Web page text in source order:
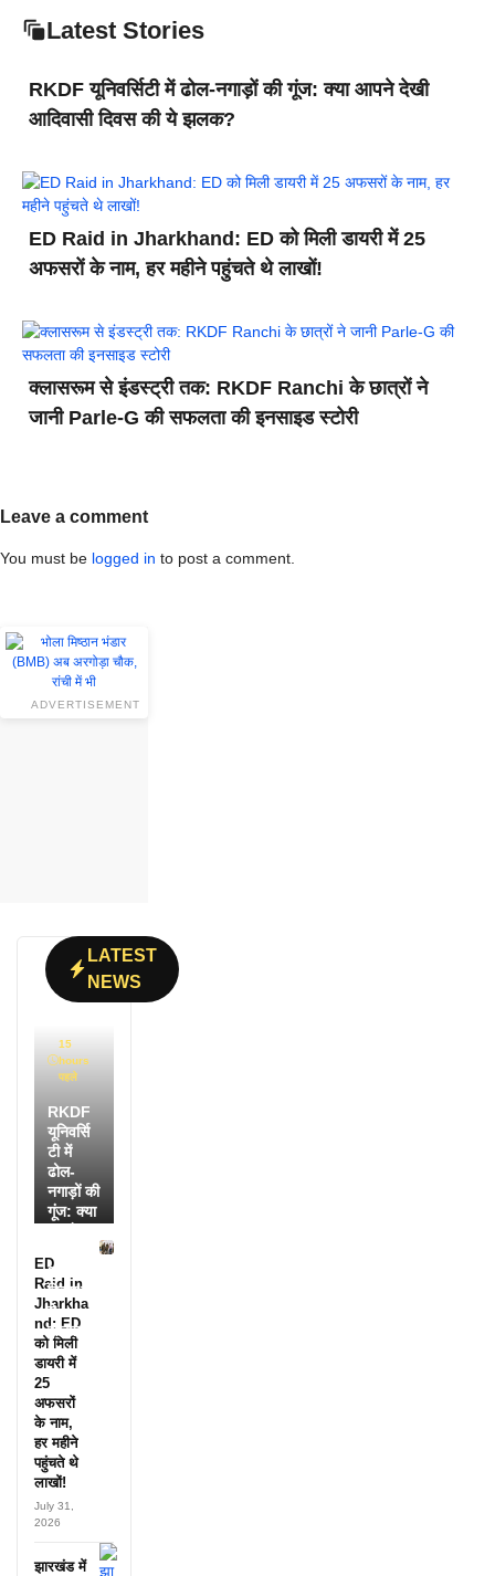
Latest Stories
RKDF यूनिवर्सिटी में ढोल-नगाड़ों की गूंज: क्या आपने देखी
आदिवासी दिवस की ये झलक?
ED Raid in Jharkhand: ED को मिली डायरी में 25
अफसरों के नाम, हर महीने पहुंचते थे लाखों!
क्लासरूम से इंडस्ट्री तक: RKDF Ranchi के छात्रों ने
जानी Parle-G की सफलता की इनसाइड स्टोरी
Leave a comment
You must be logged in to post a comment.
ADVERTISEMENT
LATEST
NEWS
15
hours
पहले
RKDF
यूनिवर्सि
टी में
ढोल-
नगाड़ों की
गूंज: क्या
आदिवासी
दिवस की
ये
झलक?
ED
Raid in
Jharkha
nd: ED
को मिली
डायरी में
25
अफसरों
के नाम,
हर महीने
पहुंचते थे
लाखों!
July 31,
2026
झारखंड में